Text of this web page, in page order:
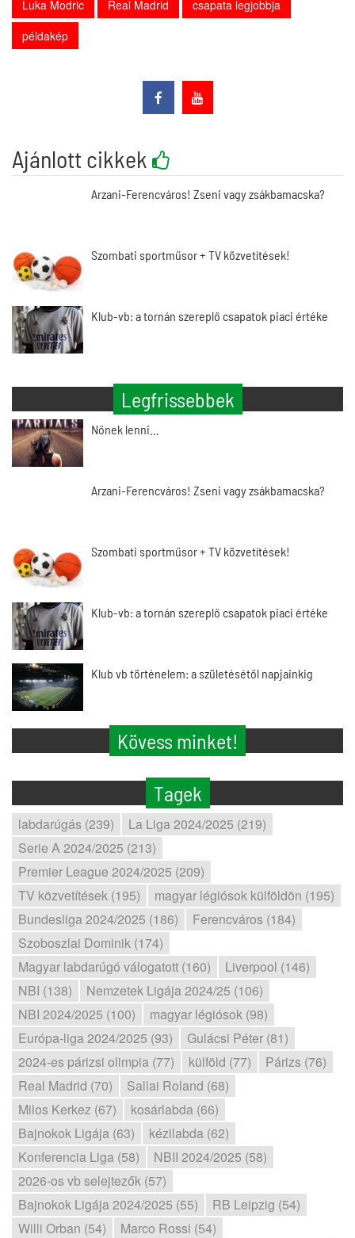
Luka Modric Real Madrid
csapata legjobbja
példakép
Ajánlott cikkek
Arzani-Ferencváros! Zseni vagy zsákbamacska?
Szombati sportműsor + TV közvetítések!
Klub-vb: a tornán szereplő csapatok piaci értéke
Legfrissebbek
Nőnek lenni…
Arzani-Ferencváros! Zseni vagy zsákbamacska?
Szombati sportműsor + TV közvetítések!
Klub-vb: a tornán szereplő csapatok piaci értéke
Klub vb történelem: a születésétől napjainkig
Kövess minket!
Tagek
labdarúgás (239)
La Liga 2024/2025 (219)
Serie A 2024/2025 (213)
Premier League 2024/2025 (209)
TV közvetítések (195)
magyar légiósok külföldön (195)
Bundesliga 2024/2025 (186)
Ferencváros (184)
Szoboszlai Dominik (174)
Magyar labdarúgó válogatott (160)
Liverpool (146)
NBI (138)
Nemzetek Ligája 2024/25 (106)
NBI 2024/2025 (100)
magyar légiósok (98)
Európa-liga 2024/2025 (93)
Gulácsi Péter (81)
2024-es párizsi olimpia (77)
külföld (77)
Párizs (76)
Real Madrid (70)
Sallai Roland (68)
Milos Kerkez (67)
kosárlabda (66)
Bajnokok Ligája (63)
kézilabda (62)
Konferencia Liga (58)
NBII 2024/2025 (58)
2026-os vb selejtezők (57)
Bajnokok Ligája 2024/2025 (55)
RB Leipzig (54)
Willi Orban (54)
Marco Rossi (54)